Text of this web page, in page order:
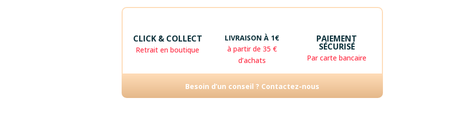
CLICK & COLLECT
Retrait en boutique
LIVRAISON À 1€
à partir de 35 €
d’achats
PAIEMENT
SÉCURISÉ
Par carte bancaire
Besoin d’un conseil ? Contactez-nous